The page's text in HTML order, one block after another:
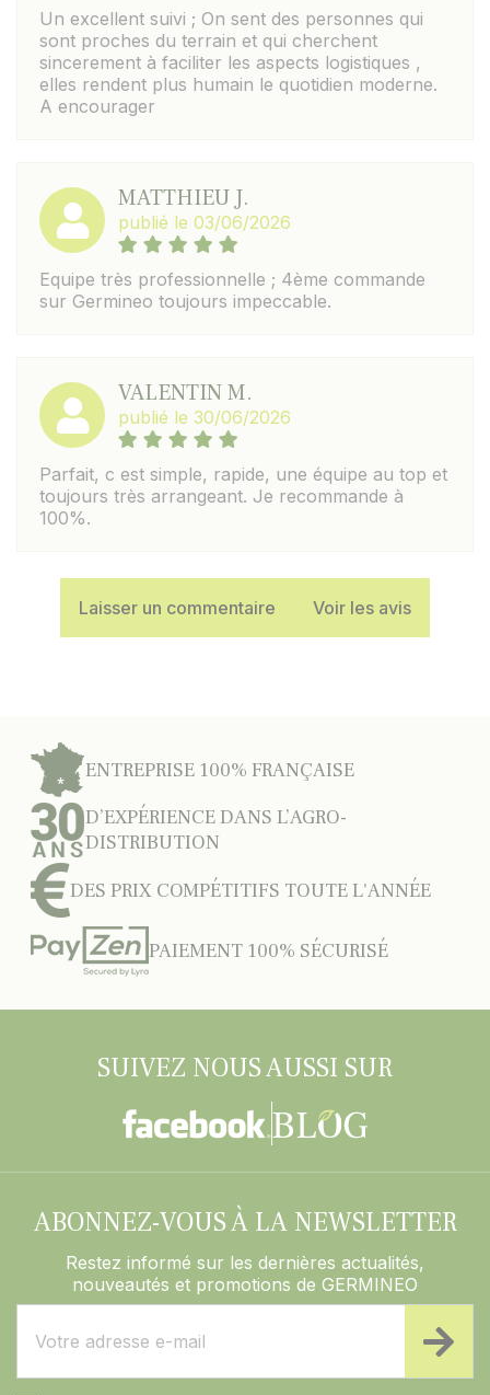
Un excellent suivi ; On sent des personnes qui
sont proches du terrain et qui cherchent
sincerement à faciliter les aspects logistiques ,
elles rendent plus humain le quotidien moderne.
A encourager
MATTHIEU J.
publié le 03/06/2026
Equipe très professionnelle ; 4ème commande
sur Germineo toujours impeccable.
VALENTIN M.
publié le 30/06/2026
Parfait, c est simple, rapide, une équipe au top et
toujours très arrangeant. Je recommande à
100%.
Laisser un commentaire Voir les avis
ENTREPRISE 100% FRANÇAISE
D’EXPÉRIENCE DANS L’AGRO-
DISTRIBUTION
DES PRIX COMPÉTITIFS TOUTE L'ANNÉE
PAIEMENT 100% SÉCURISÉ
SUIVEZ NOUS AUSSI SUR
ABONNEZ-VOUS À LA NEWSLETTER
Restez informé sur les dernières actualités,
nouveautés et promotions de GERMINEO